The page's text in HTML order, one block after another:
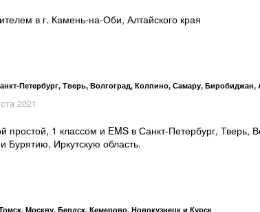
в г. Камень-на-Оби, Алтайского края
Петербург, Тверь, Волгоград, Колпино, Самару,
2021
простой, 1 классом и EMS в Санкт-Петербург,
Бурятию, Иркутскую область.
Москву, Бердск, Кемерово, Новокузнецк и Курск